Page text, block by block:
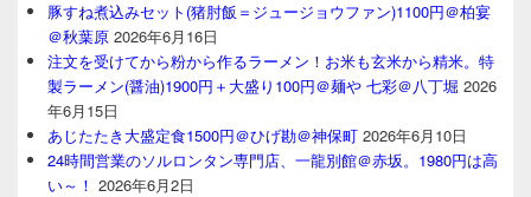
豚すね煮込みセット(猪肘飯＝ジュージョウファン)1100円＠柏宴
＠秋葉原 2026年6月16日
注文を受けてから粉から作るラーメン！お米も玄米から精米。特
製ラーメン(醤油)1900円＋大盛り100円＠麺や 七彩＠八丁堀 2026
年6月15日
あじたたき大盛定食1500円＠ひげ勘＠神保町 2026年6月10日
24時間営業のソルロンタン専門店、一龍別館＠赤坂。1980円は高
い～！ 2026年6月2日